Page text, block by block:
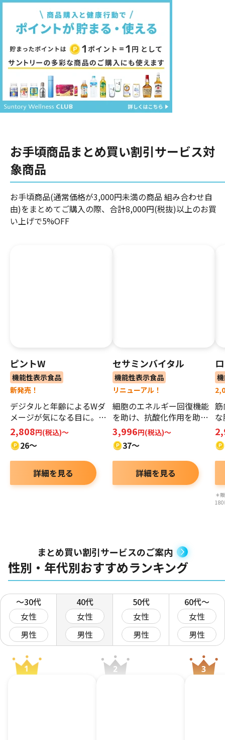
お手頃商品まとめ買い割引サービス対
象商品
お手頃商品(通常価格が3,000円未満の商品 組み合わせ自
由)をまとめてご購入の際、合計8,000円(税抜)以上のお買
い上げで5%OFF
ピントW
機能性表示食品
新発売！
デジタルと年齢によるWダ
メージが気になる目に。ピ
ントWとスイスイ快適な毎
日へ！
2,808円(税込)～
26～
詳細を見る
セサミンバイタル
機能性表示食品
リニューアル！
細胞のエネルギー回復機能
を助け、​抗酸化作用を助け
ることで、 日常の疲労感を
軽減！​
3,996円(税込)〜
37〜
詳細を見る
ア
＊
まとめ買い割引サービスのご案内
性別・年代別おすすめランキング
〜30代
女性
男性
40代
女性
男性
50代
女性
男性
60代〜
女性
男性